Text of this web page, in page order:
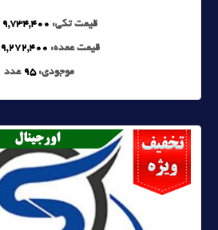
قیمت تکی: 9,734,400
قیمت عمده: 9,272,400
موجودی:95 عدد